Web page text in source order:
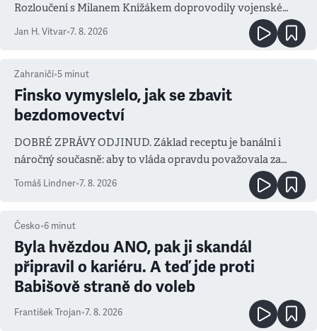
Rozloučení s Milanem Knížákem doprovodily vojenské
salvy i kritika pokrokářů
Jan H. Vitvar•7. 8. 2026
Zahraničí•5 minut
Finsko vymyslelo, jak se zbavit
bezdomovectví
DOBRÉ ZPRÁVY ODJINUD. Základ receptu je banální i
náročný současně: aby to vláda opravdu považovala za
prioritu
Tomáš Lindner•7. 8. 2026
Česko•6 minut
Byla hvězdou ANO, pak ji skandál
připravil o kariéru. A teď jde proti
Babišově straně do voleb
František Trojan•7. 8. 2026